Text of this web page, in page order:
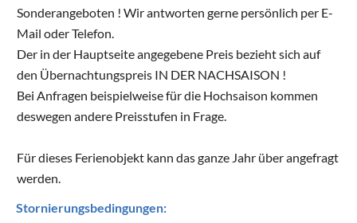
Sonderangeboten ! Wir antworten gerne persönlich per E-
Mail oder Telefon.
Der in der Hauptseite angegebene Preis bezieht sich auf
den Übernachtungspreis IN DER NACHSAISON !
Bei Anfragen beispielweise für die Hochsaison kommen
deswegen andere Preisstufen in Frage.
Für dieses Ferienobjekt kann das ganze Jahr über angefragt
werden.
Stornierungsbedingungen: